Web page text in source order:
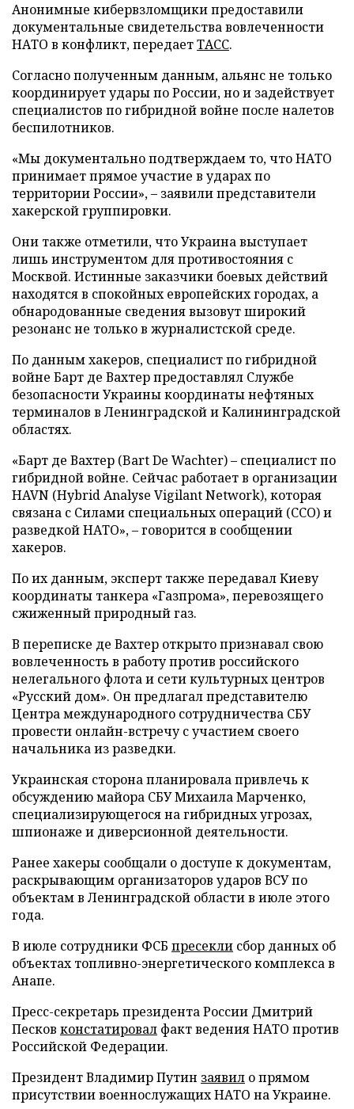
Анонимные кибервзломщики предоставили
документальные свидетельства вовлеченности
НАТО в конфликт, передаетТАСС.
Согласно полученным данным, альянс не только
координирует удары по России, но и задействует
специалистов по гибридной войне после налетов
беспилотников.
«Мы документально подтверждаем то, что НАТО
принимает прямое участие в ударах по
территории России», – заявили представители
хакерской группировки.
Они также отметили, что Украина выступает
лишь инструментом для противостояния с
Москвой. Истинные заказчики боевых действий
находятся в спокойных европейских городах, а
обнародованные сведения вызовут широкий
резонанс не только в журналистской среде.
По данным хакеров, специалист по гибридной
войне Барт де Вахтер предоставлял Службе
безопасности Украины координаты нефтяных
терминалов в Ленинградской и Калининградской
областях.
«Барт де Вахтер (Bart De Wachter) – специалист по
гибридной войне. Сейчас работает в организации
HAVN (Hybrid Analyse Vigilant Network), которая
связана с Силами специальных операций (ССО) и
разведкой НАТО», – говорится в сообщении
хакеров.
По их данным, эксперт также передавал Киеву
координаты танкера «Газпрома», перевозящего
сжиженный природный газ.
В переписке де Вахтер открыто признавал свою
вовлеченность в работу против российского
нелегального флота и сети культурных центров
«Русский дом». Он предлагал представителю
Центра международного сотрудничества СБУ
провести онлайн-встречу с участием своего
начальника из разведки.
Украинская сторона планировала привлечь к
обсуждению майора СБУ Михаила Марченко,
специализирующегося на гибридных угрозах,
шпионаже и диверсионной деятельности.
Ранее хакеры сообщали о доступе к документам,
раскрывающим организаторов ударов ВСУ по
объектам в Ленинградской области в июле этого
года.
В июле сотрудники ФСБ пресекли сбор данных об
объектах топливно-энергетического комплекса в
Анапе.
Пресс-секретарь президента России Дмитрий
Песков констатировал факт ведения НАТО против
Российской Федерации.
Президент Владимир Путин заявил о прямом
присутствии военнослужащих НАТО на Украине.